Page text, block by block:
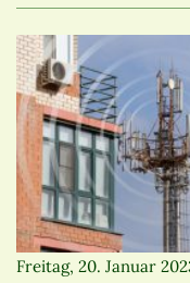
Freitag, 20. Januar